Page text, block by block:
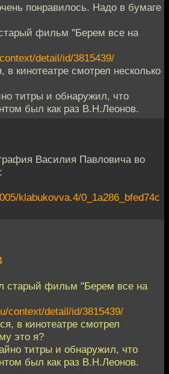
понравилось. Надо в бумаге
фильм "Берем все на
detail/id/3815439/
в кинотеатре смотрел несколько
титры и обнаружил, что
был как раз В.Н.Леонов.
Василия Павловича во
klabukovva.4/0_1a286_bfed74c
старый фильм "Берем все на
context/detail/id/3815439/
в кинотеатре смотрел
это я?
титры и обнаружил, что
был как раз В.Н.Леонов.